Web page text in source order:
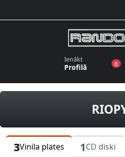
Ienākt
Profilā 0
3Vinila plates 1CD diski